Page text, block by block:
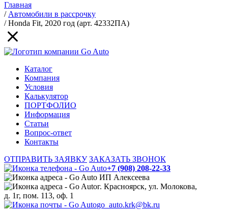
Главная
/Автомобили в рассрочку
/Honda Fit, 2020 год (арт. 42332ПА)
Каталог
Компания
Условия
Калькулятор
ПОРТФОЛИО
Информация
Статьи
Вопрос-ответ
Контакты
ОТПРАВИТЬ ЗАЯВКУ ЗАКАЗАТЬ ЗВОНОК
+7 (908) 208-22-33
ИП Алексеева
г. Красноярск, ул. Молокова,
д. 1г, пом. 113, оф. 1
go_auto.krk@bk.ru